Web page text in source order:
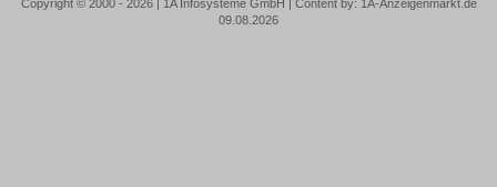
Copyright © 2000 - 2026 | 1A Infosysteme GmbH | Content by: 1A-Anzeigenmarkt.de
09.08.2026